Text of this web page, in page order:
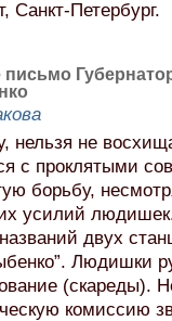
Санкт-Петербург.
нельзя не
с проклятыми
борьбу,
усилий
двух
Людишки
(скареды).
комиссию